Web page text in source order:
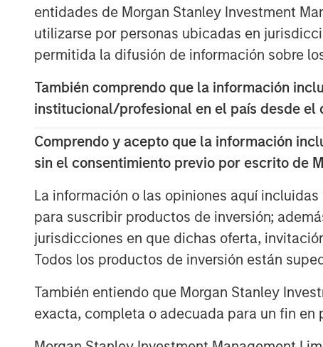
entidades de Morgan Stanley Investment
utilizarse por personas ubicadas en
permitida la difusión de información sobre
También comprendo que la información
institucional/profesional en el país desde el
Comprendo y acepto que la información
sin el consentimiento previo por escrito de
La información o las opiniones aquí
para suscribir productos de inversión;
jurisdicciones en que dichas oferta,
Todos los productos de inversión están
También entiendo que Morgan Stanley
exacta, completa o adecuada para un fin en
Natural Resources was acquired in 2003
also called Triana Energy and also with
Stanley Private Equity through its
the Triana Energy management team
Appalachian Basin. Morgan Stanley
strategy with the Triana Energy team
a successful sale to Chesapeake Energy
current Triana Energy management
prior company, including Henry Harmon,
Shawn Casey (VP, Land), Mark Chandler
Development), and also includes Ray
(VP & General Counsel).
said, "We have had a successful
and we believe this is an extraordinary
more pleased to be working again with